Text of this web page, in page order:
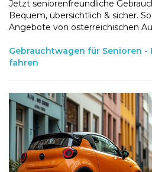
Jetzt seniorenfreundliche
Bequem, übersichtlich & sicher.
Angebote von österreichischen
Gebrauchtwagen für Senioren
fahren